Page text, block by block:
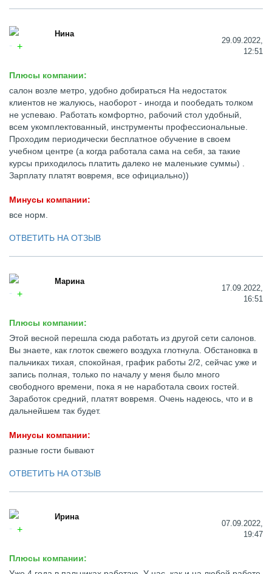
Нина
29.09.2022,
12:51
Плюсы компании:
салон возле метро, удобно добираться На недостаток
клиентов не жалуюсь, наоборот - иногда и пообедать толком
не успеваю. Работать комфортно, рабочий стол удобный,
всем укомплектованный, инструменты профессиональные.
Проходим периодически бесплатное обучение в своем
учебном центре (а когда работала сама на себя, за такие
курсы приходилось платить далеко не маленькие суммы) .
Зарплату платят вовремя, все официально))
Минусы компании:
все норм.
ОТВЕТИТЬ НА ОТЗЫВ
Марина
17.09.2022,
16:51
Плюсы компании:
Этой весной перешла сюда работать из другой сети салонов.
Вы знаете, как глоток свежего воздуха глотнула. Обстановка в
пальчиках тихая, спокойная, график работы 2/2, сейчас уже и
запись полная, только по началу у меня было много
свободного времени, пока я не наработала своих гостей.
Заработок средний, платят вовремя. Очень надеюсь, что и в
дальнейшем так будет.
Минусы компании:
разные гости бывают
ОТВЕТИТЬ НА ОТЗЫВ
Ирина
07.09.2022,
19:47
Плюсы компании: